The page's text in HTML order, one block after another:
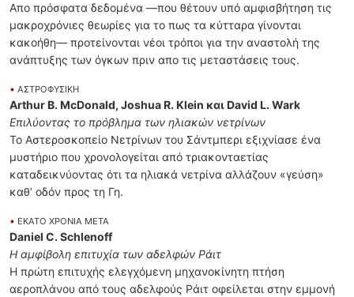
Απο πρόσφατα δεδομένα ―που θέτουν υπό αμφισβήτηση τις
μακροχρόνιες θεωρίες για το πως τα κύτταρα γίνονται
κακοήθη― προτείνονται νέοι τρόποι για την αναστολή της
ανάπτυξης των όγκων πριν απο τις μεταστάσεις τους.
• ΑΣΤΡΟΦΥΣΙΚΗ
Arthur B. McDonald, Joshua R. Klein και David L. Wark
Επιλύοντας το πρόβλημα των ηλιακών νετρίνων
Το Αστεροσκοπείο Νετρίνων του Σάντμπερι εξιχνίασε ένα
μυστήριο που χρονολογείται από τριακονταετίας
καταδεικνύοντας ότι τα ηλιακά νετρίνα αλλάζουν «γεύση»
καθ’ οδόν προς τη Γη.
• ΕΚΑΤΟ ΧΡΟΝΙΑ ΜΕΤΑ
Daniel C. Schlenoff
Η αμφίβολη επιτυχία των αδελφών Ράιτ
Η πρώτη επιτυχής ελεγχόμενη μηχανοκίνητη πτήση
αεροπλάνου από τους αδελφούς Ράιτ οφείλεται στην εμμονή